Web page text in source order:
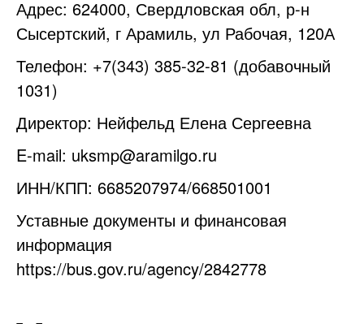
Адрес: 624000, Свердловская обл, р-н
Сысертский, г Арамиль, ул Рабочая, 120А
Телефон: +7(343) 385-32-81 (добавочный
1031)
Директор: Нейфельд Елена Сергеевна
E-mail: uksmp@aramilgo.ru
ИНН/КПП: 6685207974/668501001
Уставные документы и финансовая
информация
https://bus.gov.ru/agency/2842778